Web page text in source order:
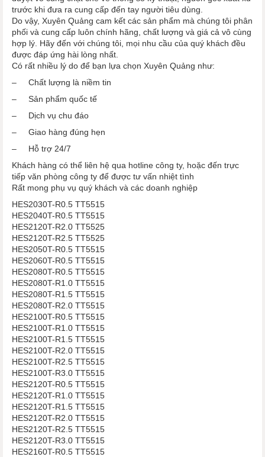
trước khi đưa ra cung cấp đến tay người tiêu dùng.
Do vậy, Xuyên Quảng cam kết các sản phẩm mà chúng tôi phân
phối và cung cấp luôn chính hãng, chất lượng và giá cả vô cùng
hợp lý. Hãy đến với chúng tôi, mọi nhu cầu của quý khách đều
được đáp ứng hài lòng nhất.
Có rất nhiều lý do để bạn lựa chọn Xuyên Quảng như:
– Chất lượng là niềm tin
– Sản phẩm quốc tế
– Dịch vụ chu đáo
– Giao hàng đúng hẹn
– Hỗ trợ 24/7
Khách hàng có thể liên hệ qua hotline công ty, hoặc đến trực
tiếp văn phòng công ty để được tư vấn nhiệt tình
Rất mong phụ vụ quý khách và các doanh nghiệp
HES2030T-R0.5 TT5515
HES2040T-R0.5 TT5515
​​​​​​​HES2120T-R2.0 TT5525
​​​​​​​​​​​​​​HES2120T-R2.5 TT5525
HES2050T-R0.5 TT5515
​​​​​​​HES2060T-R0.5 TT5515
HES2080T-R0.5 TT5515
​​​​​​​HES2080T-R1.0 TT5515
​​​​​​​HES2080T-R1.5 TT5515
​​​​​​​HES2080T-R2.0 TT5515
HES2100T-R0.5 TT5515
​​​​​​​HES2100T-R1.0 TT5515
​​​​​​​HES2100T-R1.5 TT5515
​​​​​​​HES2100T-R2.0 TT5515
​​​​​​​HES2100T-R2.5 TT5515
​​​​​​​HES2100T-R3.0 TT5515
HES2120T-R0.5 TT5515
​​​​​​​HES2120T-R1.0 TT5515
​​​​​​​HES2120T-R1.5 TT5515
​​​​​​​HES2120T-R2.0 TT5515
​​​​​​​​​​​​​​HES2120T-R2.5 TT5515
​​​​​​​HES2120T-R3.0 TT5515
​​​​​​​HES2160T-R0.5 TT5515